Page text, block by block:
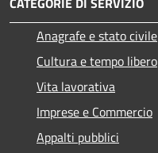
Anagrafe e stato civile
Cultura e tempo libero
Vita lavorativa
Imprese e Commercio
Appalti pubblici